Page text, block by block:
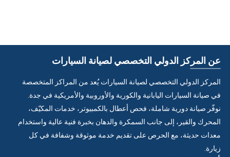
عن المركز الدولي التخصصي لصيانة السيارات
المركز الدولي التخصصي لصيانة السيارات يُعد من المراكز المتخصصة
في صيانة السيارات اليابانية والكورية والأوروبية والأمريكية في جدة.
نوفّر صيانة دورية شاملة، فحص أعطال بالكمبيوتر، خدمات المكيّف،
المحرك والقير، إلى جانب السمكرة والدهان بخبرة فنية عالية واستخدام
معدات حديثة، مع الحرص على تقديم خدمة موثوقة وشفافة في كل
زيارة.